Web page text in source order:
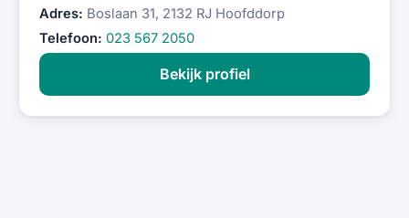
Adres: Boslaan 31, 2132 RJ Hoofddorp
Telefoon: 023 567 2050
Bekijk profiel